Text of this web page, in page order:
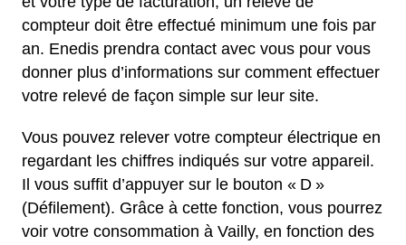
compteur doit être effectué minimum une fois par
an. Enedis prendra contact avec vous pour vous
donner plus d’informations sur comment effectuer
votre relevé de façon simple sur leur site.
Vous pouvez relever votre compteur électrique en
regardant les chiffres indiqués sur votre appareil.
Il vous suffit d’appuyer sur le bouton « D »
(Défilement). Grâce à cette fonction, vous pourrez
voir votre consommation à Vailly, en fonction des